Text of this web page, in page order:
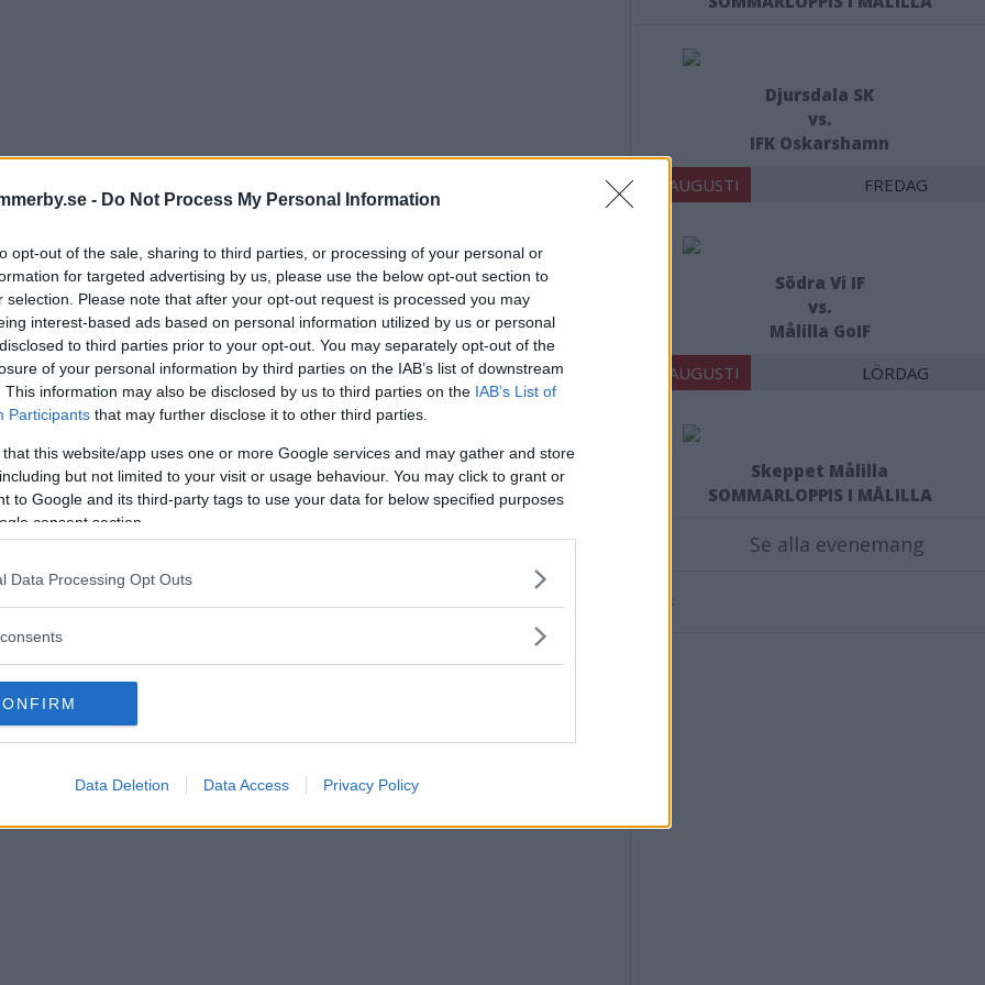
- Do Not Process My Personal Information
opt-out of the sale, sharing to third parties, or processing of your personal or
for targeted advertising by us, please use the below opt-out section to
selection. Please note that after your opt-out request is processed you may
interest-based ads based on personal information utilized by us or personal
to third parties prior to your opt-out. You may separately opt-out of the
of your personal information by third parties on the IAB’s list of downstream
This information may also be disclosed by us to third parties on the IAB’s List of
Participants that may further disclose it to other third parties.
that this website/app uses one or more Google services and may gather and store
but not limited to your visit or usage behaviour. You may click to grant or
to Google and its third-party tags to use your data for below specified purposes
consent section.
Data Processing Opt Outs
Data Deletion Data Access Privacy Policy
BOLAG KÖPER
VIMMERBYFÖRETAG
08 september 2025 08.52
med in i spritfabriken – som nu
nyttja gårdsförsäljningen
Djursdala SK
vs.
IFK Oskarshamn
14 AUGUSTI FREDAG
Södra Vi IF
vs.
Målilla GoIF
15 AUGUSTI LÖRDAG
Skeppet Målilla
SOMMARLOPPIS I MÅLILLA
Se alla evenemang
Annons: